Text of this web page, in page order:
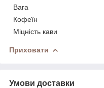
Вага
Кофеїн
Міцність кави
Приховати
Умови доставки